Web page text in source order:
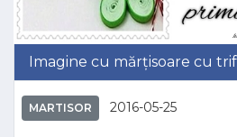
Imagine cu mărțisoare cu
MARTISOR 2016-05-25